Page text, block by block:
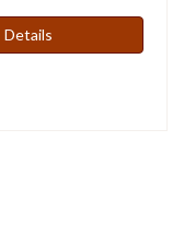
Details